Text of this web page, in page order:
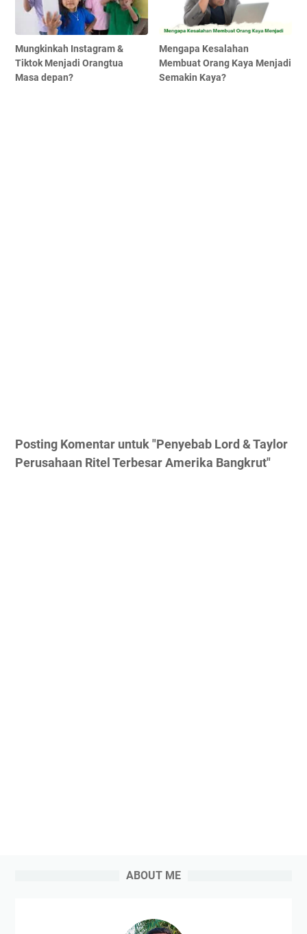
Mungkinkah Instagram &
Tiktok Menjadi Orangtua
Masa depan?
Mengapa Kesalahan
Membuat Orang Kaya Menjadi
Semakin Kaya?
Posting Komentar untuk "Penyebab Lord & Taylor
Perusahaan Ritel Terbesar Amerika Bangkrut"
ABOUT ME